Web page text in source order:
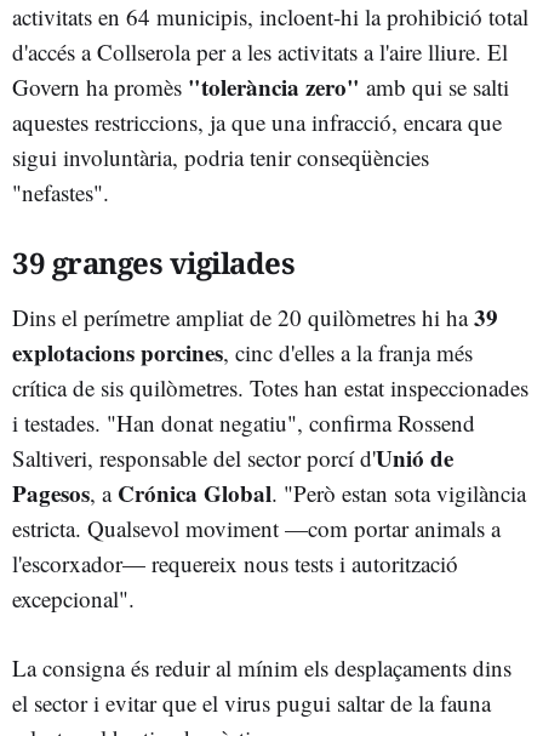
activitats en 64 municipis, incloent-hi la prohibició total
d'accés a Collserola per a les activitats a l'aire lliure. El
Govern ha promès "tolerància zero" amb qui se salti
aquestes restriccions, ja que una infracció, encara que
sigui involuntària, podria tenir conseqüències
"nefastes".
39 granges vigilades
Dins el perímetre ampliat de 20 quilòmetres hi ha39
explotacions porcines, cinc d'elles a la franja més
crítica de sis quilòmetres. Totes han estat inspeccionades
i testades. "Han donat negatiu", confirma Rossend
Saltiveri, responsable del sector porcí d'Unió de
Pagesos, aCrónica Global. "Però estan sota vigilància
estricta. Qualsevol moviment —com portar animals a
l'escorxador— requereix nous tests i autorització
excepcional".
La consigna és reduir al mínim els desplaçaments dins
el sector i evitar que el virus pugui saltar de la fauna